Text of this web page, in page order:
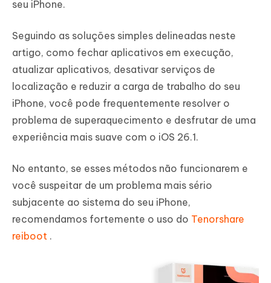
seu iPhone.
Seguindo as soluções simples delineadas neste
artigo, como fechar aplicativos em execução,
atualizar aplicativos, desativar serviços de
localização e reduzir a carga de trabalho do seu
iPhone, você pode frequentemente resolver o
problema de superaquecimento e desfrutar de uma
experiência mais suave com o iOS 26.1.
No entanto, se esses métodos não funcionarem e
você suspeitar de um problema mais sério
subjacente ao sistema do seu iPhone,
recomendamos fortemente o uso do Tenorshare
reiboot .